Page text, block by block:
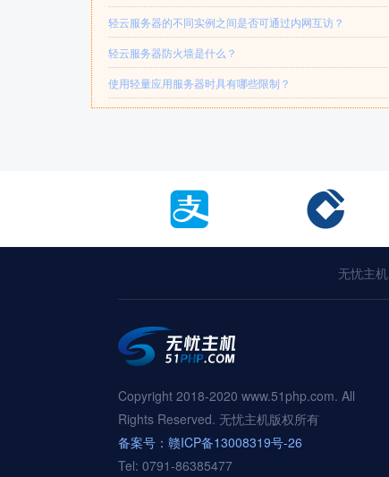
轻云服务器的不同实例之间是否可通过内网互访？
轻云服务器防火墙是什么？
使用轻量应用服务器时具有哪些限制？
无忧主机
Copyright 2018-2020 www.51php.com. All
Rights Reserved. 无忧主机版权所有
备案号：赣ICP备13008319号-26
Tel: 0791-86385477